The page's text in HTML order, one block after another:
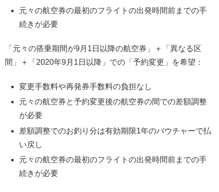
元々の航空券の最初のフライトの出発時間前までの手
続きが必要
「元々の搭乗期間が9月1日以降の航空券」＋「異なる区
間」＋「2020年9月1日以降」での「予約変更」を希望：
変更手数料や再発券手数料の負担なし
元々の航空券と予約変更後の航空券の間での差額調整
が必要
差額調整でのお釣り分は有効期限1年のバウチャーで払
い戻し
元々の航空券の最初のフライトの出発時間前までの手
続きが必要